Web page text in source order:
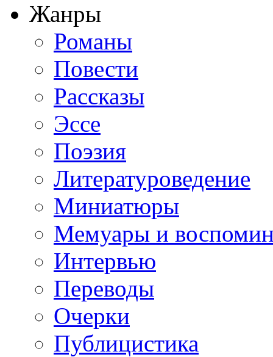
Жанры
Романы
Повести
Рассказы
Эссе
Поэзия
Литературоведение
Миниатюры
Мемуары и
Интервью
Переводы
Очерки
Публицистика